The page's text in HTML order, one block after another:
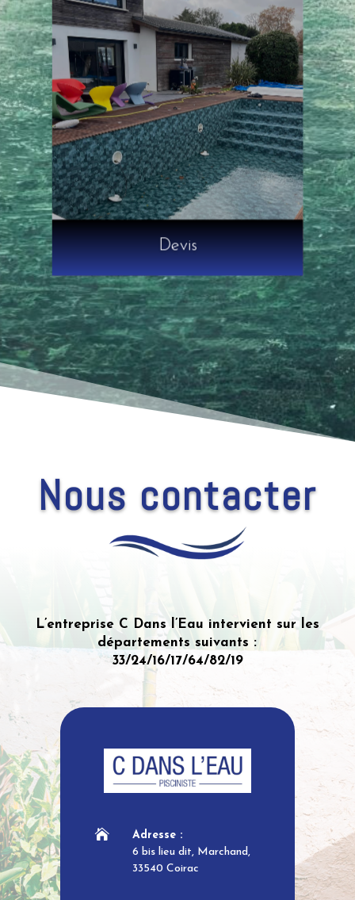
Devis
Nous contacter
L’entreprise C Dans l’Eau intervient sur les
départements suivants :
33/24/16/17/64/82/19

Adresse :
6 bis lieu dit, Marchand,
33540 Coirac